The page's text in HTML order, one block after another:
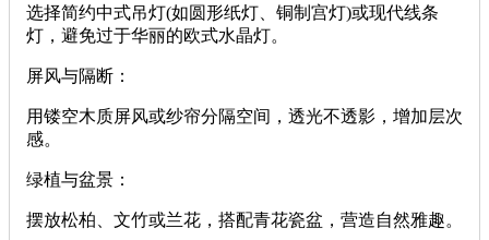
选择简约中式吊灯(如圆形纸灯、铜制宫灯)或现代线条
灯，避免过于华丽的欧式水晶灯。
‌屏风与隔断‌：
用镂空木质屏风或纱帘分隔空间，透光不透影，增加层次
感。
‌绿植与盆景‌：
摆放松柏、文竹或兰花，搭配青花瓷盆，营造自然雅趣。